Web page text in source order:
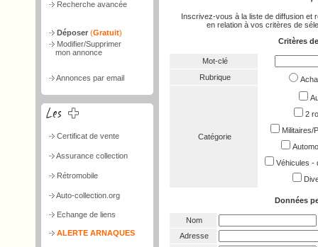
Recherche avancée
Déposer (Gratuit)
Modifier/Supprimer
mon annonce
Annonces par email
Certificat de vente
Assurance collection
Rétromobile
Auto-collection.org
Echange de liens
ALERTE ARNAQUES
Inscrivez-vous à la liste de diffusion et
en relation à vos critères de
Critères
Mot-clé
Rubrique
Catégorie
2
Militaires/
Véhicules -
Données
Nom
Adresse